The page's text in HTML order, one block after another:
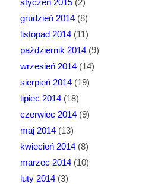
grudzień 2014(8)
listopad 2014(11)
październik 2014(9)
wrzesień 2014(14)
sierpień 2014(19)
lipiec 2014(18)
czerwiec 2014(9)
maj 2014(13)
kwiecień 2014(8)
marzec 2014(10)
luty 2014(3)